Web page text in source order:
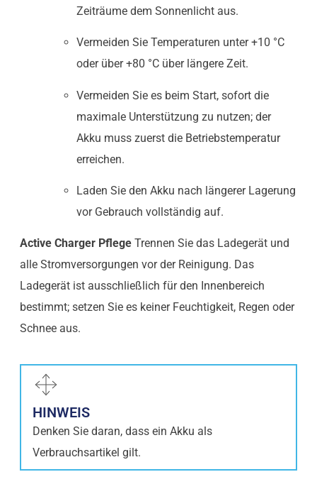
Zeiträume dem Sonnenlicht aus.
Vermeiden Sie Temperaturen unter +10 °C
oder über +80 °C über längere Zeit.
Vermeiden Sie es beim Start, sofort die
maximale Unterstützung zu nutzen; der
Akku muss zuerst die Betriebstemperatur
erreichen.
Laden Sie den Akku nach längerer Lagerung
vor Gebrauch vollständig auf.
Active Charger PflegeTrennen Sie das Ladegerät und
alle Stromversorgungen vor der Reinigung. Das
Ladegerät ist ausschließlich für den Innenbereich
bestimmt; setzen Sie es keiner Feuchtigkeit, Regen oder
Schnee aus.
HINWEIS
Denken Sie daran, dass ein Akku als
Verbrauchsartikel gilt.